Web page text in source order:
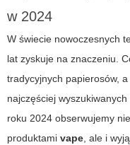
w 2024
W świecie nowoczesnych
lat zyskuje na znaczeniu.
tradycyjnych papierosów, a
najczęściej
roku 2024 obserwujemy
produktami vape, ale i